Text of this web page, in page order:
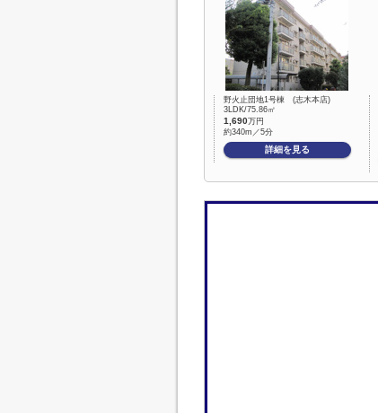
野火止団地1号棟 (志木本店)
3LDK/75.86㎡
1,690万円
約340m／5分
詳細を見る